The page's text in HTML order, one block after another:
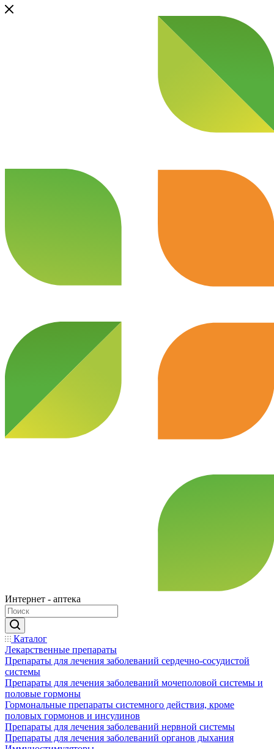
Интернет - аптека
Каталог
Лекарственные препараты
Препараты для лечения заболеваний сердечно-сосудистой
системы
Препараты для лечения заболеваний мочеполовой системы и
половые гормоны
Гормональные препараты системного действия, кроме
половых гормонов и инсулинов
Препараты для лечения заболеваний нервной системы
Препараты для лечения заболеваний органов дыхания